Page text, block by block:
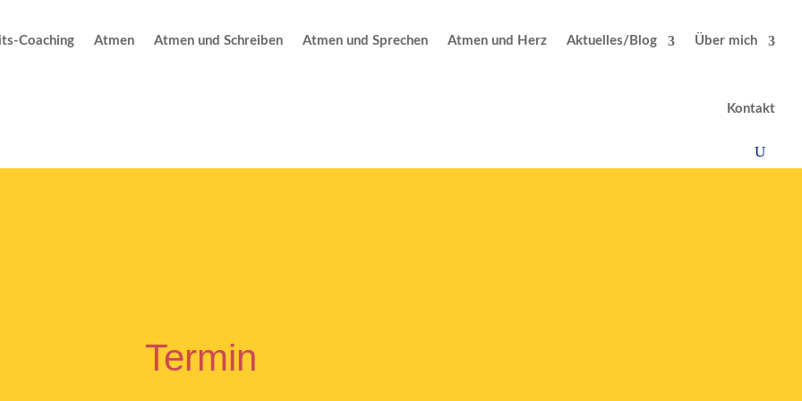
Coaching Atmen Atmen und Schreiben Atmen und Sprechen Atmen und Herz Aktuelles/Blog Über mich
Kontakt
Termin